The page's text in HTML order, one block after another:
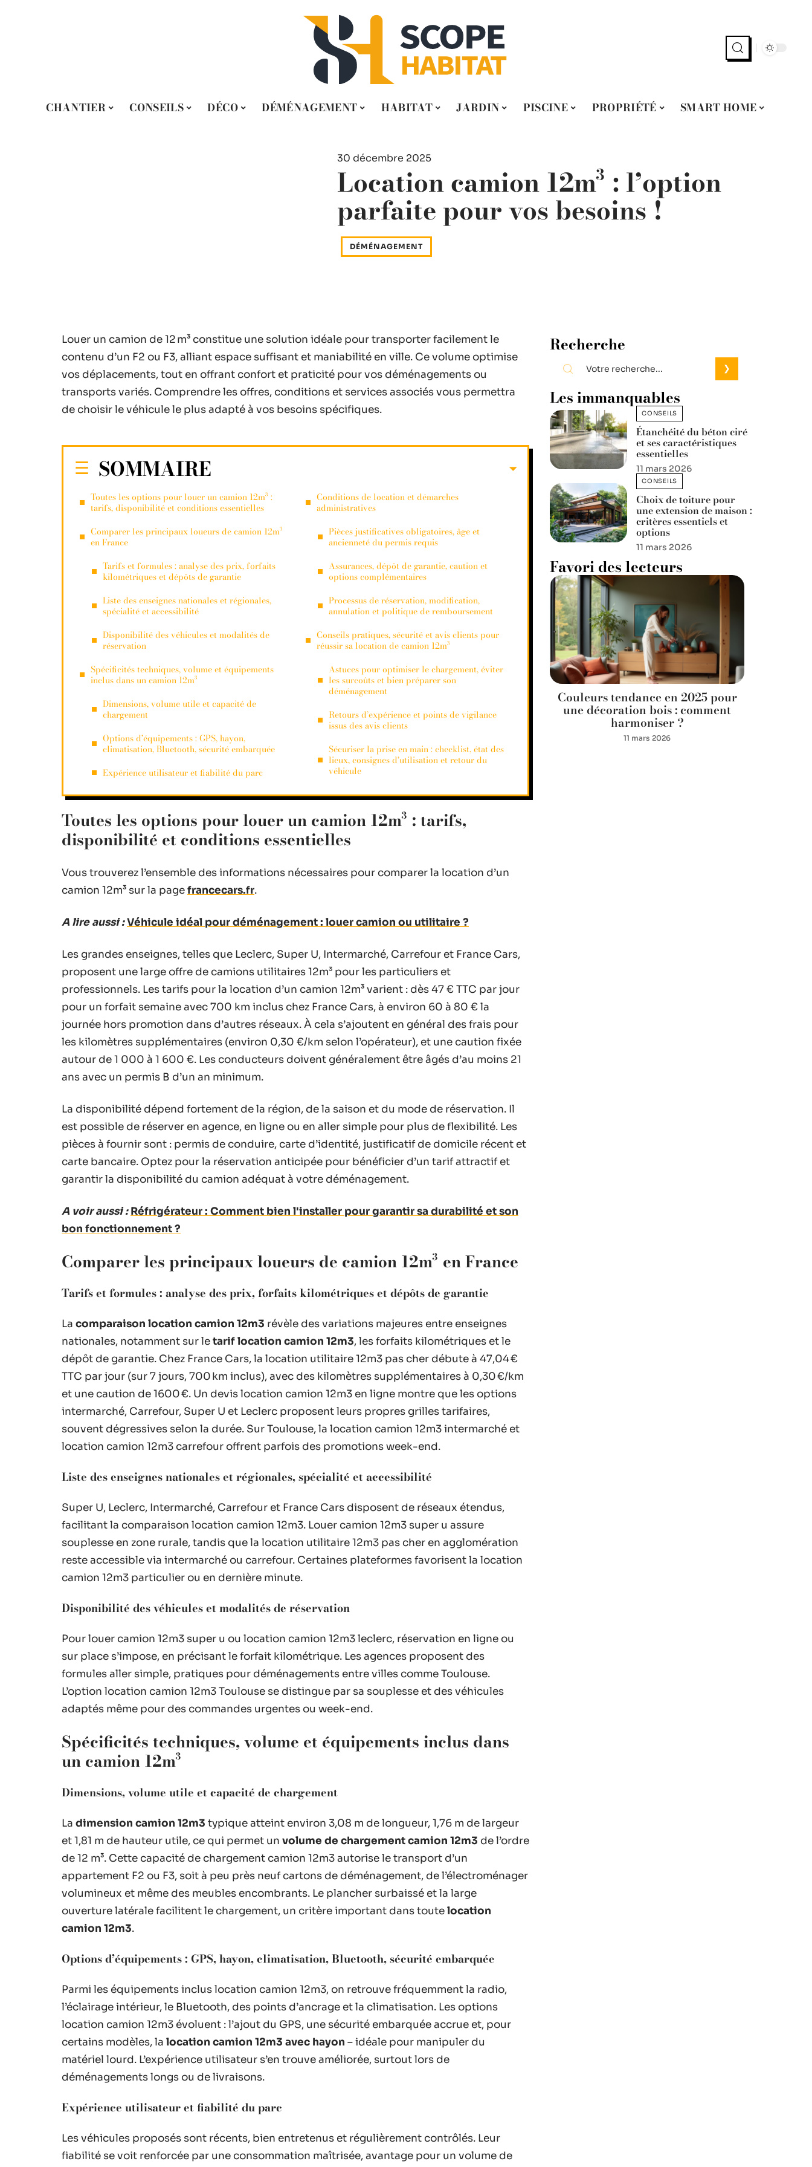
CHANTIER CONSEILS DÉCO DÉMÉNAGEMENT HABITAT JARDIN PISCINE PROPRIÉTÉ SMART HOME
30 décembre 2025
Location camion 12m³ : l’option
parfaite pour vos besoins !
DÉMÉNAGEMENT
Louer un camion de 12 m³ constitue une solution idéale pour transporter facilement le
contenu d’un F2 ou F3, alliant espace suffisant et maniabilité en ville. Ce volume optimise
vos déplacements, tout en offrant confort et praticité pour vos déménagements ou
transports variés. Comprendre les offres, conditions et services associés vous permettra
de choisir le véhicule le plus adapté à vos besoins spécifiques.
SOMMAIRE
Toutes les options pour louer un camion 12m³ :
tarifs, disponibilité et conditions essentielles
Comparer les principaux loueurs de camion 12m³
en France
Tarifs et formules : analyse des prix, forfaits
kilométriques et dépôts de garantie
Liste des enseignes nationales et régionales,
spécialité et accessibilité
Disponibilité des véhicules et modalités de
réservation
Spécificités techniques, volume et équipements
inclus dans un camion 12m³
Dimensions, volume utile et capacité de
chargement
Options d’équipements : GPS, hayon,
climatisation, Bluetooth, sécurité embarquée
Expérience utilisateur et fiabilité du parc
Conditions de location et démarches
administratives
Pièces justificatives obligatoires, âge et
ancienneté du permis requis
Assurances, dépôt de garantie, caution et
options complémentaires
Processus de réservation, modification,
annulation et politique de remboursement
Conseils pratiques, sécurité et avis clients pour
réussir sa location de camion 12m³
Astuces pour optimiser le chargement, éviter
les surcoûts et bien préparer son
déménagement
Retours d’expérience et points de vigilance
issus des avis clients
Sécuriser la prise en main : checklist, état des
lieux, consignes d’utilisation et retour du
véhicule
Toutes les options pour louer un camion 12m³ : tarifs,
disponibilité et conditions essentielles
Vous trouverez l’ensemble des informations nécessaires pour comparer la location d’un
camion 12m³ sur la pagefrancecars.fr.
A lire aussi :Véhicule idéal pour déménagement : louer camion ou utilitaire ?
Les grandes enseignes, telles que Leclerc, Super U, Intermarché, Carrefour et France Cars,
proposent une large offre de camions utilitaires 12m³ pour les particuliers et
professionnels. Les tarifs pour la location d’un camion 12m³ varient : dès 47 € TTC par jour
pour un forfait semaine avec 700 km inclus chez France Cars, à environ 60 à 80 € la
journée hors promotion dans d’autres réseaux. À cela s’ajoutent en général des frais pour
les kilomètres supplémentaires (environ 0,30 €/km selon l’opérateur), et une caution fixée
autour de 1 000 à 1 600 €. Les conducteurs doivent généralement être âgés d’au moins 21
ans avec un permis B d’un an minimum.
La disponibilité dépend fortement de la région, de la saison et du mode de réservation. Il
est possible de réserver en agence, en ligne ou en aller simple pour plus de flexibilité. Les
pièces à fournir sont : permis de conduire, carte d’identité, justificatif de domicile récent et
carte bancaire. Optez pour la réservation anticipée pour bénéficier d’un tarif attractif et
garantir la disponibilité du camion adéquat à votre déménagement.
A voir aussi : Réfrigérateur : Comment bien l'installer pour garantir sa durabilité et son
bon fonctionnement ?
Comparer les principaux loueurs de camion 12m³ en France
Tarifs et formules : analyse des prix, forfaits kilométriques et dépôts de garantie
La comparaison location camion 12m3 révèle des variations majeures entre enseignes
nationales, notamment sur letarif location camion 12m3, les forfaits kilométriques et le
dépôt de garantie. Chez France Cars, la location utilitaire 12m3 pas cher débute à 47,04 €
TTC par jour (sur 7 jours, 700 km inclus), avec des kilomètres supplémentaires à 0,30 €/km
et une caution de 1600 €. Un devis location camion 12m3 en ligne montre que les options
intermarché, Carrefour, Super U et Leclerc proposent leurs propres grilles tarifaires,
souvent dégressives selon la durée. Sur Toulouse, la location camion 12m3 intermarché et
location camion 12m3 carrefour offrent parfois des promotions week-end.
Liste des enseignes nationales et régionales, spécialité et accessibilité
Super U, Leclerc, Intermarché, Carrefour et France Cars disposent de réseaux étendus,
facilitant la comparaison location camion 12m3. Louer camion 12m3 super u assure
souplesse en zone rurale, tandis que la location utilitaire 12m3 pas cher en agglomération
reste accessible via intermarché ou carrefour. Certaines plateformes favorisent la location
camion 12m3 particulier ou en dernière minute.
Disponibilité des véhicules et modalités de réservation
Pour louer camion 12m3 super u ou location camion 12m3 leclerc, réservation en ligne ou
sur place s’impose, en précisant le forfait kilométrique. Les agences proposent des
formules aller simple, pratiques pour déménagements entre villes comme Toulouse.
L’option location camion 12m3 Toulouse se distingue par sa souplesse et des véhicules
adaptés même pour des commandes urgentes ou week-end.
Spécificités techniques, volume et équipements inclus dans
un camion 12m³
Dimensions, volume utile et capacité de chargement
La dimension camion 12m3 typique atteint environ 3,08 m de longueur, 1,76 m de largeur
et 1,81 m de hauteur utile, ce qui permet un volume de chargement camion 12m3 de l’ordre
de 12 m³. Cette capacité de chargement camion 12m3 autorise le transport d’un
appartement F2 ou F3, soit à peu près neuf cartons de déménagement, de l’électroménager
volumineux et même des meubles encombrants. Le plancher surbaissé et la large
ouverture latérale facilitent le chargement, un critère important dans toutelocation
camion 12m3.
Options d’équipements : GPS, hayon, climatisation, Bluetooth, sécurité embarquée
Parmi les équipements inclus location camion 12m3, on retrouve fréquemment la radio,
l’éclairage intérieur, le Bluetooth, des points d’ancrage et la climatisation. Les options
location camion 12m3 évoluent : l’ajout du GPS, une sécurité embarquée accrue et, pour
certains modèles, la location camion 12m3 avec hayon – idéale pour manipuler du
matériel lourd. L’expérience utilisateur s’en trouve améliorée, surtout lors de
déménagements longs ou de livraisons.
Expérience utilisateur et fiabilité du parc
Les véhicules proposés sont récents, bien entretenus et régulièrement contrôlés. Leur
fiabilité se voit renforcée par une consommation maîtrisée, avantage pour un volume de
Recherche
Les immanquables
CONSEILS
Étanchéité du béton ciré
et ses caractéristiques
essentielles
11 mars 2026
CONSEILS
Choix de toiture pour
une extension de maison :
critères essentiels et
options
11 mars 2026
Favori des lecteurs
Couleurs tendance en 2025 pour
une décoration bois : comment
harmoniser ?
11 mars 2026